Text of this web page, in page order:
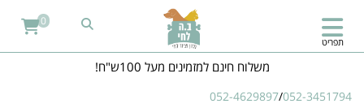
משלוח חינם למזמינים מעל 100ש"ח!
052-4629897/052-3451794
תפריט
0